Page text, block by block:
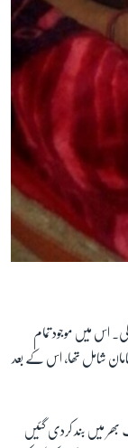
اس میں موجود تمام
شامل تھا، اس کے بعد
بھر میں بند کردی گئیں